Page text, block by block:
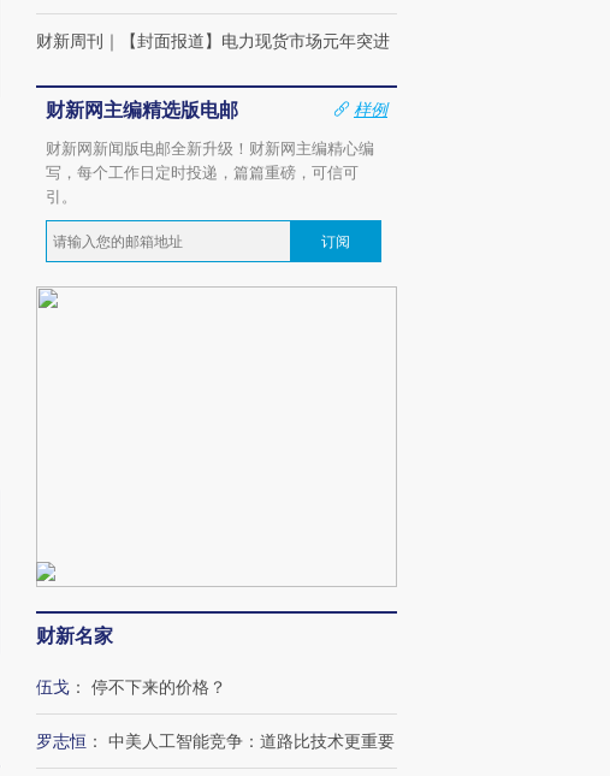
财新周刊 ｜ 【封面报道】电力现货市场元年突进
财新网主编精选版电邮
样例
财新网新闻版电邮全新升级！财新网主编精心编
写，每个工作日定时投递，篇篇重磅，可信可
引。
订阅
财新名家
伍戈 ： 停不下来的价格？
罗志恒 ： 中美人工智能竞争：道路比技术更重要